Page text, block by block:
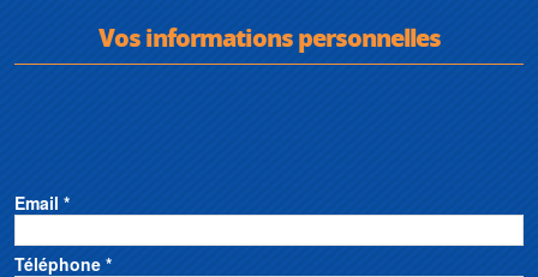
pour évacuation des condensats
thermique électronique
• Classe d'étanchéité : IP44 (07) / IP54 (11-23-34) selon modèle
• Puissance électrique exemples : CAD HR BASIC E/ER 07 H : 0,290
Vos informations personnelles
Email *
Téléphone *